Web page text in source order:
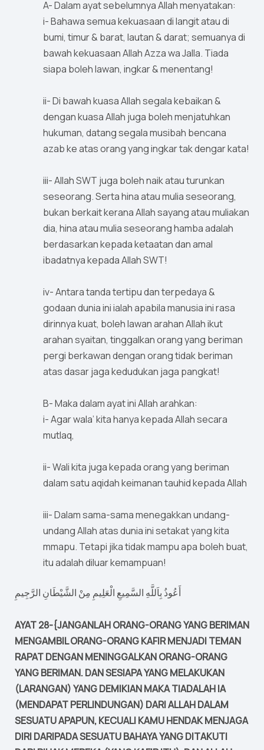
A- Dalam ayat sebelumnya Allah menyatakan:
i- Bahawa semua kekuasaan di langit atau di
bumi, timur & barat, lautan & darat; semuanya di
bawah kekuasaan Allah Azza wa Jalla. Tiada
siapa boleh lawan, ingkar & menentang!
ii- Di bawah kuasa Allah segala kebaikan &
dengan kuasa Allah juga boleh menjatuhkan
hukuman, datang segala musibah bencana
azab ke atas orang yang ingkar tak dengar kata!
iii- Allah SWT juga boleh naik atau turunkan
seseorang. Serta hina atau mulia seseorang,
bukan berkait kerana Allah sayang atau muliakan
dia, hina atau mulia seseorang hamba adalah
berdasarkan kepada ketaatan dan amal
ibadatnya kepada Allah SWT!
iv- Antara tanda tertipu dan terpedaya &
godaan dunia ini ialah apabila manusia ini rasa
dirinnya kuat, boleh lawan arahan Allah ikut
arahan syaitan, tinggalkan orang yang beriman
pergi berkawan dengan orang tidak beriman
atas dasar jaga kedudukan jaga pangkat!
B- Maka dalam ayat ini Allah arahkan:
i- Agar wala’ kita hanya kepada Allah secara
mutlaq,
ii- Wali kita juga kepada orang yang beriman
dalam satu aqidah keimanan tauhid kepada Allah
iii- Dalam sama-sama menegakkan undang-
undang Allah atas dunia ini setakat yang kita
mmapu. Tetapi jika tidak mampu apa boleh buat,
itu adalah diluar kemampuan!
أَعُوذُ بِاَللَّهِ السَّمِيعِ الْعَلِيمِ مِنْ الشَّيْطَانِ الرَّجِيمِ
AYAT 28-{JANGANLAH ORANG-ORANG YANG BERIMAN
MENGAMBIL ORANG-ORANG KAFIR MENJADI TEMAN
RAPAT DENGAN MENINGGALKAN ORANG-ORANG
YANG BERIMAN. DAN SESIAPA YANG MELAKUKAN
(LARANGAN) YANG DEMIKIAN MAKA TIADALAH IA
(MENDAPAT PERLINDUNGAN) DARI ALLAH DALAM
SESUATU APAPUN, KECUALI KAMU HENDAK MENJAGA
DIRI DARIPADA SESUATU BAHAYA YANG DITAKUTI